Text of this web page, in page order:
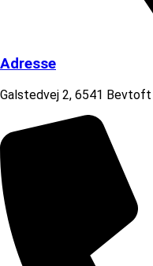
Adresse
Galstedvej 2, 6541 Bevtoft